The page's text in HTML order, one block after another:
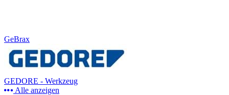
GeBrax
GEDORE - Werkzeug
Alle anzeigen